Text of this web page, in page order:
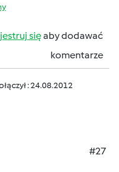
sięaby dodawać
komentarze
: 24.08.2012
#27